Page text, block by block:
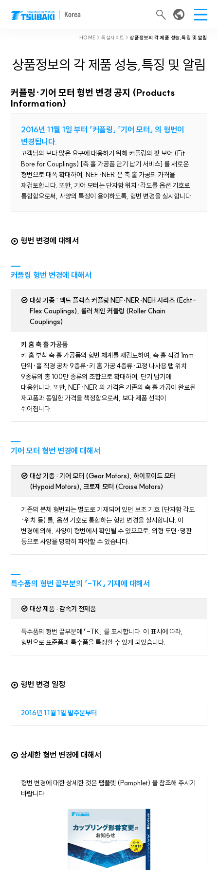
Korea
HOME > 특설사이트 >상품정보의 각 제품 성능,특징 및 알림
상품정보의 각 제품 성능,특징 및 알림
커플링·기어 모터 형번 변경 공지 (Products
Information)
2016년 11월 1일 부터 「커플링」 「기어 모터」 의 형번이
변경됩니다.
고객님의 보다 많은 요구에 대응하기 위해 커플링의 핏 보어 (Fit
Bore for Couplings) [축 홀 가공품 단기 납기 서비스] 를 새로운
형번으로 대폭 확대하여, NEF·NER 은 축 홀 가공의 가격을
재검토합니다. 또한, 기어 모터는 단자함 위치·각도를 옵션 기호로
통합함으로써, 사양의 특정이 용이하도록, 형번 변경을 실시합니다.
형번 변경에 대해서
커플링 형번 변경에 대해서
대상 기종 : 엑트 플렉스 커플링 NEF·NER·NEH 시리즈 (Echt-
Flex Couplings), 롤러 체인 커플링 (Roller Chain
Couplings)
키 홈 축 홀 가공품
키 홈 부착 축 홀 가공품의 형번 체계를 재검토하여, 축 홀 직경 1mm
단위·홀 직경 공차 9종류·키 홈 가공 4종류·고정 나사용 탭 위치
9종류의 총 100만 종류의 조합으로 확대하여, 단기 납기에
대응합니다. 또한, NEF·NER 의 가격은 기존의 축 홀 가공이 완료된
재고품과 동일한 가격을 책정함으로써, 보다 제품 선택이
쉬어집니다.
기어 모터 형번 변경에 대해서
대상 기종 : 기어 모터 (Gear Motors), 하이포이드 모터
(Hypoid Motors), 크로제 모터 (Croise Motors)
기존의 본체 형번과는 별도로 기재되어 있던 보조 기호 (단자함 각도
·위치 등) 를, 옵션 기호로 통합하는 형번 변경을 실시합니다. 이
변경에 의해, 사양이 형번에서 확인될 수 있으므로, 외형 도면·명판
등으로 사양을 명확히 파악할 수 있습니다.
특수품의 형번 끝부분의 「-TK」 기재에 대해서
대상 제품 : 감속기 전제품
특수품의 형번 끝부분에 「-TK」 를 표시합니다. 이 표시에 따라,
형번으로 표준품과 특수품을 특정할 수 있게 되었습니다.
형번 변경 일정
2016년 11월 1일 발주분부터
상세한 형번 변경에 대해서
형번 변경에 대한 상세한 것은 팸플렛 (Pamphlet) 을 참조해 주시기
바랍니다.